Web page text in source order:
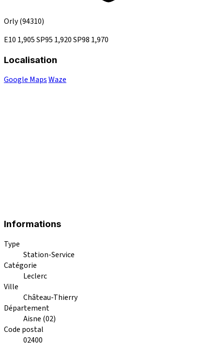
Orly(94310)
E10 1,905SP95 1,920SP98 1,970
Localisation
Google MapsWaze
Informations
Type
Station-Service
Catégorie
Leclerc
Ville
Château-Thierry
Département
Aisne (02)
Code postal
02400